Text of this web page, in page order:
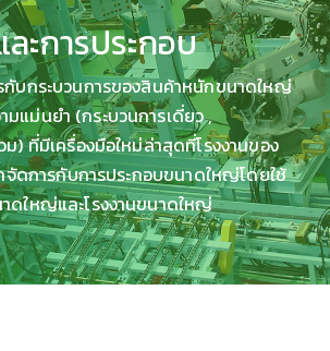
ะการประกอบ
กับกระบวนการของสินค้าหนักขนาดใหญ่
แม่นยำ (กระบวนการเดี่ยว ,
ม) ที่มีเครื่องมือใหม่ล่าสุดที่โรงงานของ
ถจัดการกับการประกอบขนาดใหญ่โดยใช้
ดใหญ่และโรงงานขนาดใหญ่